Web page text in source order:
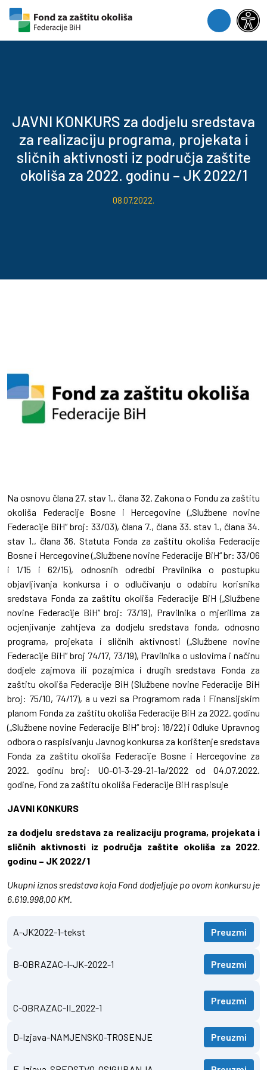
Skip to content
Skip to footer
Menu
JAVNI KONKURS za dodjelu sredstava
za realizaciju programa, projekata i
sličnih aktivnosti iz područja zaštite
okoliša za 2022. godinu – JK 2022/1
08.07.2022.
Na osnovu člana 27. stav 1., člana 32. Zakona o Fondu za zaštitu
okoliša Federacije Bosne i Hercegovine („Službene novine
Federacije BiH“ broj: 33/03), člana 7., člana 33. stav 1., člana 34.
stav 1., člana 36. Statuta Fonda za zaštitu okoliša Federacije
Bosne i Hercegovine („Službene novine Federacije BiH“ br: 33/06
i 1/15 i 62/15), odnosnih odredbi Pravilnika o postupku
objavljivanja konkursa i o odlučivanju o odabiru korisnika
sredstava Fonda za zaštitu okoliša Federacije BiH („Službene
novine Federacije BiH“ broj: 73/19), Pravilnika o mjerilima za
ocjenjivanje zahtjeva za dodjelu sredstava fonda, odnosno
programa, projekata i sličnih aktivnosti („Službene novine
Federacije BiH“ broj 74/17, 73/19), Pravilnika o uslovima i načinu
dodjele zajmova ili pozajmica i drugih sredstava Fonda za
zaštitu okoliša Federacije BiH (Službene novine Federacije BiH
broj: 75/10, 74/17), a u vezi sa Programom rada i Finansijskim
planom Fonda za zaštitu okoliša Federacije BiH za 2022. godinu
(„Službene novine Federacije BiH“ broj: 18/22) i Odluke Upravnog
odbora o raspisivanju Javnog konkursa za korištenje sredstava
Fonda za zaštitu okoliša Federacije Bosne i Hercegovine za
2022. godinu broj: UO-01-3-29-21-1a/2022 od 04.07.2022.
godine, Fond za zaštitu okoliša Federacije BiH raspisuje
JAVNI KONKURS
za dodjelu sredstava za realizaciju programa, projekata i
sličnih aktivnosti iz područja zaštite okoliša za 2022.
godinu – JK 2022/1
Ukupni iznos sredstava koja Fond dodjeljuje po ovom konkursu je
6.619.998,00 KM.
A-JK2022-1-tekst Preuzmi
B-OBRAZAC-I-JK-2022-1 Preuzmi
C-OBRAZAC-II_2022-1
Preuzmi
D-Izjava-NAMJENSKO-TROSENJE Preuzmi